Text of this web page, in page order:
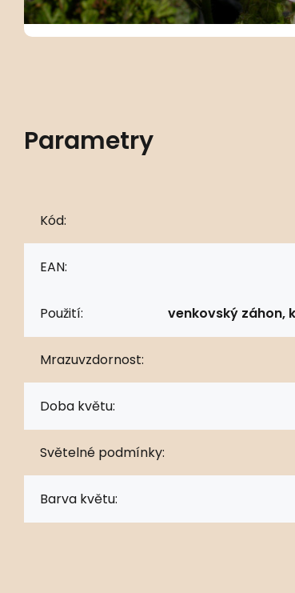
Parametry
Kód:
EAN:
Použití: venkovský záhon,
Mrazuvzdornost:
Doba květu:
Světelné podmínky:
Barva květu: